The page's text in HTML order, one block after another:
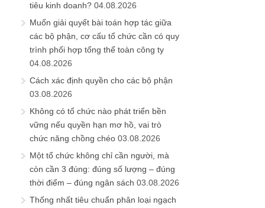
tiêu kinh doanh? 04.08.2026
Muốn giải quyết bài toán hợp tác giữa
các bộ phận, cơ cấu tổ chức cần có quy
trình phối hợp tổng thể toàn công ty
04.08.2026
Cách xác định quyền cho các bộ phận
03.08.2026
Không có tổ chức nào phát triển bền
vững nếu quyền hạn mơ hồ, vai trò
chức năng chồng chéo 03.08.2026
Một tổ chức không chỉ cần người, mà
còn cần 3 đúng: đúng số lượng – đúng
thời điểm – đúng ngân sách 03.08.2026
Thống nhất tiêu chuẩn phân loại ngạch